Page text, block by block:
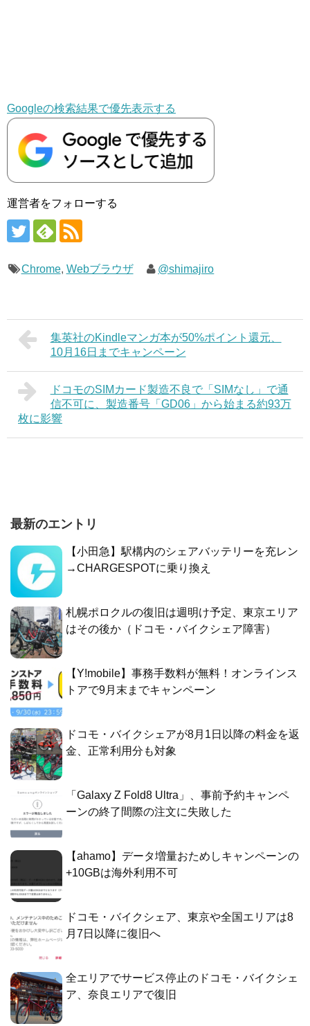
Googleの検索結果で優先表示する
運営者をフォローする
Chrome, Webブラウザ @shimajiro
集英社のKindleマンガ本が50%ポイント還元、
10月16日までキャンペーン
ドコモのSIMカード製造不良で「SIMなし」で通
信不可に、製造番号「GD06」から始まる約93万
枚に影響
最新のエントリ
【小田急】駅構内のシェアバッテリーを充レン
→CHARGESPOTに乗り換え
札幌ポロクルの復旧は週明け予定、東京エリア
はその後か（ドコモ・バイクシェア障害）
【Y!mobile】事務手数料が無料！オンラインス
トアで9月末までキャンペーン
ドコモ・バイクシェアが8月1日以降の料金を返
金、正常利用分も対象
「Galaxy Z Fold8 Ultra」、事前予約キャンペ
ーンの終了間際の注文に失敗した
【ahamo】データ増量おためしキャンペーンの
+10GBは海外利用不可
ドコモ・バイクシェア、東京や全国エリアは8
月7日以降に復旧へ
全エリアでサービス停止のドコモ・バイクシェ
ア、奈良エリアで復旧